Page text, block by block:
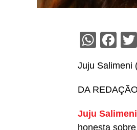
Juju Salimeni
DA REDAÇÃO
Juju Salimeni
honesta